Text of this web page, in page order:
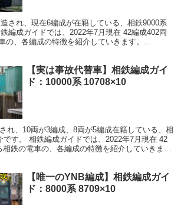
され、現在6編成が在籍している、相鉄9000系
編成ガイドでは、2022年7月現在 42編成402両
の、各編成の特徴を紹介していきます。
【実は事故代替車】相鉄編成ガイ
ド：10000系 10708×10
れ、10両が3編成、8両が5編成在籍している、相
です。 相鉄編成ガイドでは、2022年7月現在 42
鉄の電車の、各編成の特徴を紹介していきま
【唯一のYNB編成】相鉄編成ガイ
ド：8000系 8709×10